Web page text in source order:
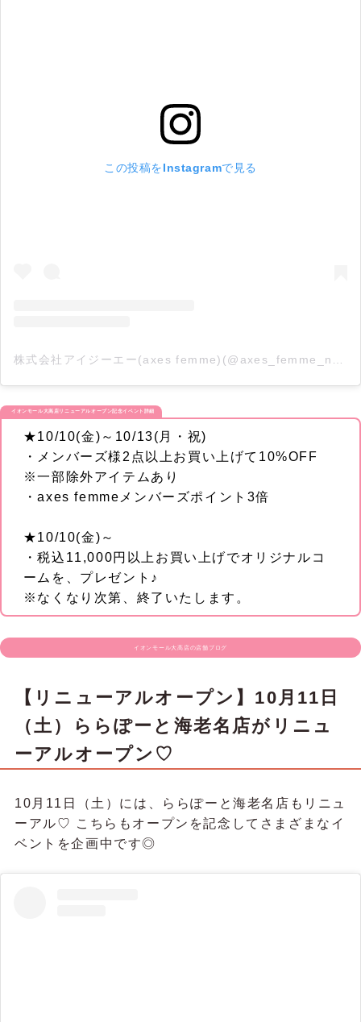
この投稿をInstagramで見る
イオンモール大高店リニューアルオープン記念イベント詳細
★10/10(金)～10/13(月・祝)
・メンバーズ様2点以上お買い上げて10%OFF
※一部除外アイテムあり
・axes femmeメンバーズポイント3倍
★10/10(金)～
・税込11,000円以上お買い上げでオリジナルコ
ームを、プレゼント♪
※なくなり次第、終了いたします。
イオンモール大高店の店舗ブログ
【リニューアルオープン】10月11日
（土）ららぽーと海老名店がリニュ
ーアルオープン♡
10月11日（土）には、ららぽーと海老名店もリニュ
ーアル♡ こちらもオープンを記念してさまざまなイ
ベントを企画中です◎